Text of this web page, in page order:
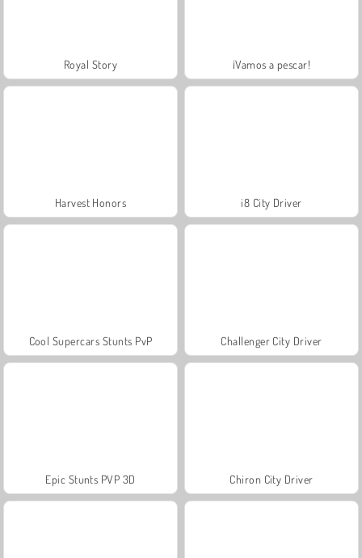
Royal Story ¡Vamos a pescar!
Harvest Honors i8 City Driver
Cool Supercars Stunts PvP Challenger City Driver
Epic Stunts PVP 3D Chiron City Driver